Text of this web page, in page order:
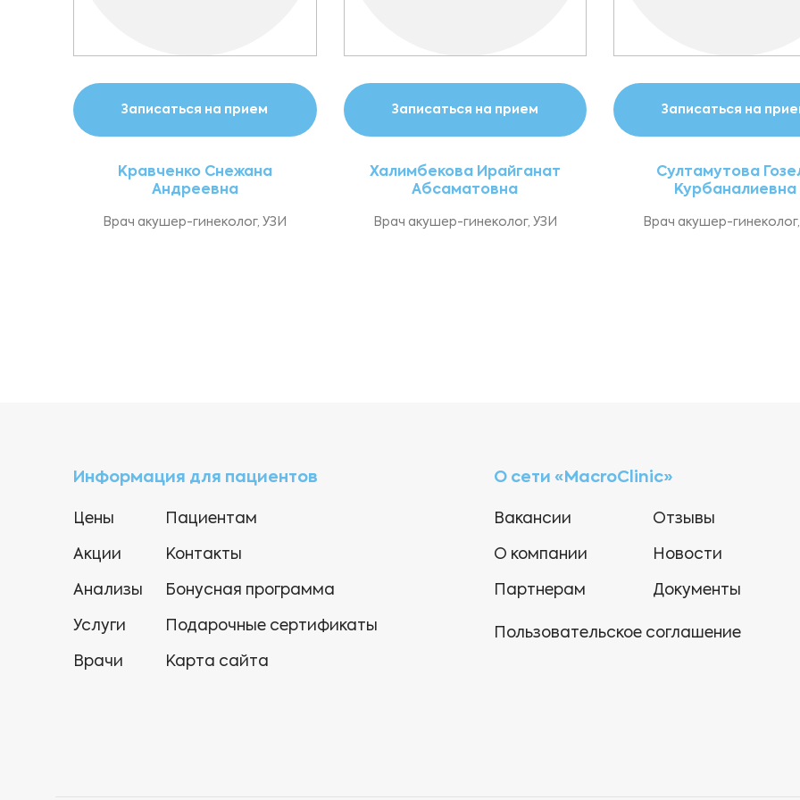
Записаться на прием
Кравченко Снежана
Андреевна
Врач акушер-гинеколог, УЗИ
Записаться на прием
Халимбекова Ирайганат
Абсаматовна
Врач акушер-гинеколог, УЗИ
Записаться на
Султамутова
Курбаналиевна
Врач акушер-
Информация для пациентов
Цены
Акции
Анализы
Услуги
Врачи
Пациентам
Контакты
Бонусная программа
Подарочные сертификаты
Карта сайта
О сети «MacroClinic»
Вакансии
О компании
Партнерам
Отзывы
Новости
Документы
Пользовательское соглашение